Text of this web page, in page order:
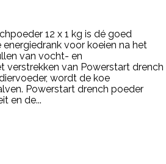
12 x 1 kg is dé goed
voor koeien na het
van vocht- en
verstrekken van Powerstart drench
wordt de koe
Powerstart drench poeder
en de...